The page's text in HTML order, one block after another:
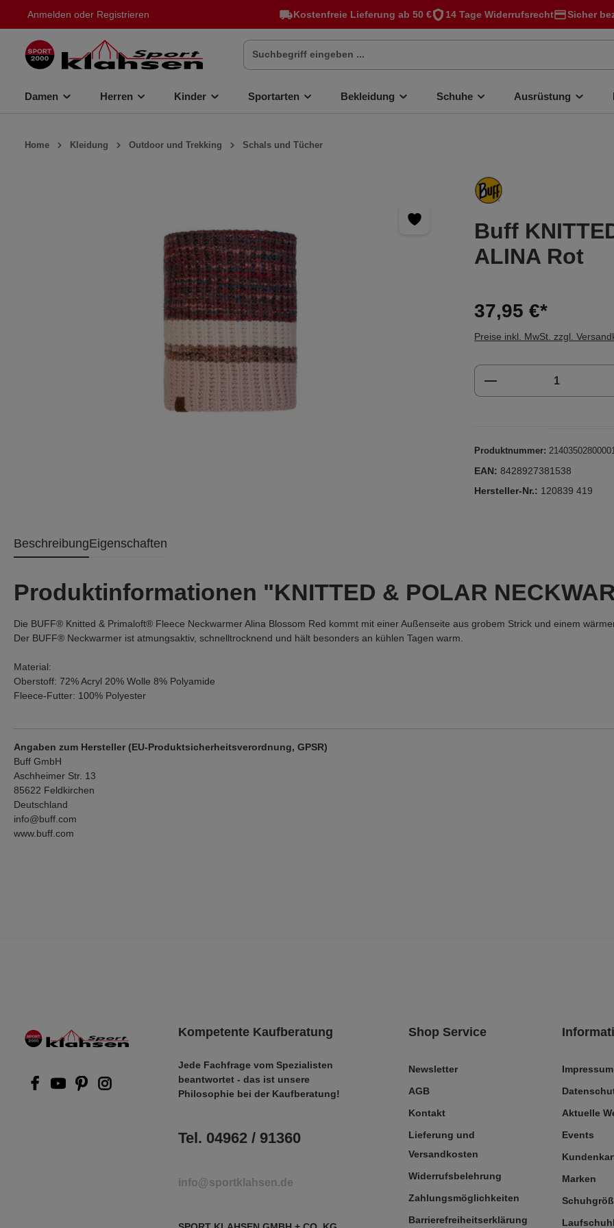
springen Kostenfreie Lieferung ab 50 € 14 Tage Widerrufsrecht Sicher
Anmelden oder Registrieren
Damen Herren Kinder Sportarten Bekleidung Schuhe Ausrüstung
Home Kleidung Outdoor und Trekking Schals und Tücher
Buff
ALINA Rot
37,95 €*
Preise inkl. MwSt. zzgl.
Produkt Anzahl:
Produktnummer:
EAN: 8428927381538
Hersteller-Nr.: 120839 419
BeschreibungEigenschaften
Produktinformationen "KNITTED & POLAR
Die BUFF® Knitted & Primaloft® Fleece Neckwarmer Alina Blossom Red kommt mit einer Außenseite aus grobem Strick und einem
Der BUFF® Neckwarmer ist atmungsaktiv, schnelltrocknend und hält besonders an kühlen Tagen warm.
Material:
Oberstoff: 72% Acryl 20% Wolle 8% Polyamide
Fleece-Futter: 100% Polyester
Angaben zum Hersteller (EU-Produktsicherheitsverordnung, GPSR)
Buff GmbH
Aschheimer Str. 13
85622 Feldkirchen
Deutschland
info@buff.com
www.buff.com
Kompetente Kaufberatung
Jede Fachfrage vom Spezialisten
beantwortet - das ist unsere
Philosophie bei der Kaufberatung!
Tel. 04962 / 91360
info@sportklahsen.de
Shop Service
Newsletter
AGB
Kontakt
Lieferung und
Versandkosten
Widerrufsbelehrung
Zahlungsmöglichkeiten
Barrierefreiheitserklärung
Impressum
Aktuelle
Events
Marken